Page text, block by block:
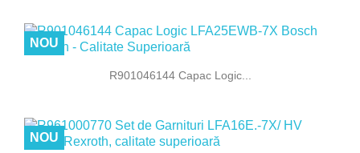
R901046144 Capac Logic...
NOU
NOU